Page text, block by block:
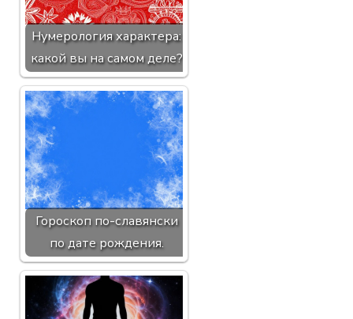
Нумерология характера:
какой вы на самом деле?
Гороскоп по-славянски
по дате рождения.